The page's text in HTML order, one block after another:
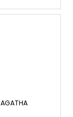
AGATHA